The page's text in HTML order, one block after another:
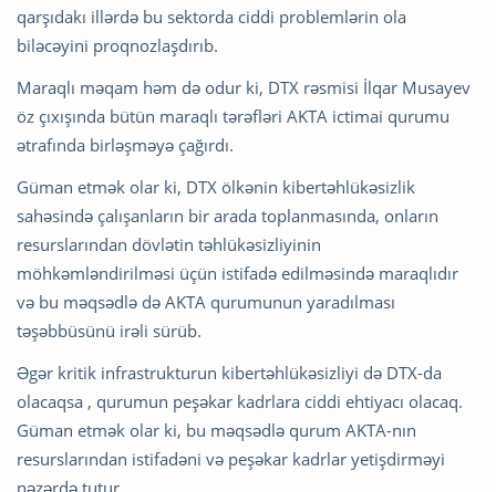
qarşıdakı illərdə bu sektorda ciddi problemlərin ola
biləcəyini proqnozlaşdırıb.
Maraqlı məqam həm də odur ki, DTX rəsmisi İlqar Musayev
öz çıxışında bütün maraqlı tərəfləri AKTA ictimai qurumu
ətrafında birləşməyə çağırdı.
Güman etmək olar ki, DTX ölkənin kibertəhlükəsizlik
sahəsində çalışanların bir arada toplanmasında, onların
resurslarından dövlətin təhlükəsizliyinin
möhkəmləndirilməsi üçün istifadə edilməsində maraqlıdır
və bu məqsədlə də AKTA qurumunun yaradılması
təşəbbüsünü irəli sürüb.
Əgər kritik infrastrukturun kibertəhlükəsizliyi də DTX-da
olacaqsa , qurumun peşəkar kadrlara ciddi ehtiyacı olacaq.
Güman etmək olar ki, bu məqsədlə qurum AKTA-nın
resurslarından istifadəni və peşəkar kadrlar yetişdirməyi
nəzərdə tutur.